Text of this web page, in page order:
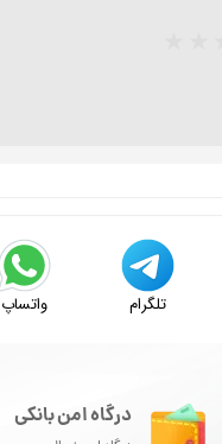
تلگرام واتساپ
درگاه امن بانکی